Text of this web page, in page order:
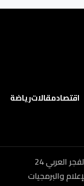
اقتصادمقالاترياضة